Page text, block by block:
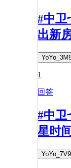
#中卫
出新
1
回答
#中卫
星时